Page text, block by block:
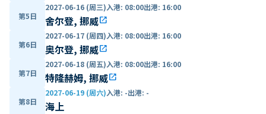
第5日
2027-06-16 (周三)入港: 08:00出港: 16:00
舍尔登, 挪威open_in_new
第6日
2027-06-17 (周四)入港: 08:00出港: 16:00
奥尔登, 挪威open_in_new
第7日
2027-06-18 (周五)入港: 08:00出港: 16:00
特隆赫姆, 挪威open_in_new
第8日
2027-06-19 (周六)入港: -出港: -
海上